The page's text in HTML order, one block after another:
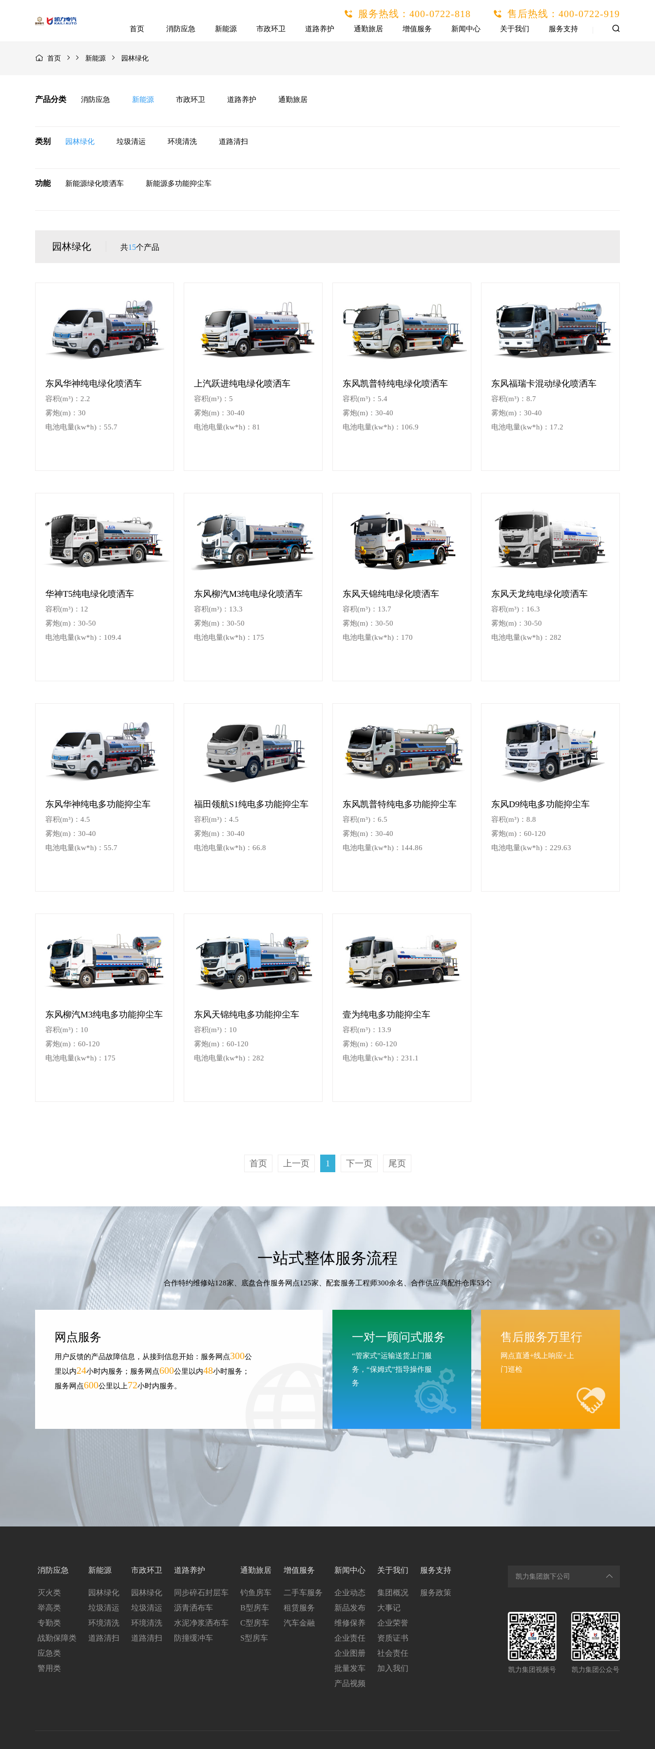
服务热线： 400-0722-818 售后热线： 400-0722-919
首页 消防应急 新能源 市政环卫 道路养护 通勤旅居 增值服务 新闻中心 关于我们 服务支持
首页 新能源 园林绿化
产品分类 消防应急 新能源 市政环卫 道路养护 通勤旅居
类别 园林绿化 垃圾清运 环境清洗 道路清扫
功能 新能源绿化喷洒车 新能源多功能抑尘车
园林绿化 共15个产品
东风华神纯电绿化喷洒车
容积(m³)：2.2
雾炮(m)：30
电池电量(kw*h)：55.7
上汽跃进纯电绿化喷洒车
容积(m³)：5
雾炮(m)：30-40
电池电量(kw*h)：81
东风凯普特纯电绿化喷洒车
容积(m³)：5.4
雾炮(m)：30-40
电池电量(kw*h)：106.9
东风福瑞卡混动绿化喷洒车
容积(m³)：8.7
雾炮(m)：30-40
电池电量(kw*h)：17.2
华神T5纯电绿化喷洒车
容积(m³)：12
雾炮(m)：30-50
电池电量(kw*h)：109.4
东风柳汽M3纯电绿化喷洒车
容积(m³)：13.3
雾炮(m)：30-50
电池电量(kw*h)：175
东风天锦纯电绿化喷洒车
容积(m³)：13.7
雾炮(m)：30-50
电池电量(kw*h)：170
东风天龙纯电绿化喷洒车
容积(m³)：16.3
雾炮(m)：30-50
电池电量(kw*h)：282
东风华神纯电多功能抑尘车
容积(m³)：4.5
雾炮(m)：30-40
电池电量(kw*h)：55.7
福田领航S1纯电多功能抑尘车
容积(m³)：4.5
雾炮(m)：30-40
电池电量(kw*h)：66.8
东风凯普特纯电多功能抑尘车
容积(m³)：6.5
雾炮(m)：30-40
电池电量(kw*h)：144.86
东风D9纯电多功能抑尘车
容积(m³)：8.8
雾炮(m)：60-120
电池电量(kw*h)：229.63
东风柳汽M3纯电多功能抑尘车
容积(m³)：10
雾炮(m)：60-120
电池电量(kw*h)：175
东风天锦纯电多功能抑尘车
容积(m³)：10
雾炮(m)：60-120
电池电量(kw*h)：282
壹为纯电多功能抑尘车
容积(m³)：13.9
雾炮(m)：60-120
电池电量(kw*h)：231.1
首页 上一页 1 下一页 尾页
一站式整体服务流程
合作特约维修站128家、底盘合作服务网点125家、配套服务工程师300余名、合作供应商配件仓库53个
网点服务
用户反馈的产品故障信息，从接到信息开始：服务网点300公
里以内24小时内服务；服务网点600公里以内48小时服务；
服务网点600公里以上72小时内服务。
一对一顾问式服务
“管家式”运输送货上门服
务，“保姆式”指导操作服
务
售后服务万里行
网点直通+线上响应+上
门巡检
消防应急
灭火类
举高类
专勤类
战勤保障类
应急类
警用类
新能源
园林绿化
垃圾清运
环境清洗
道路清扫
市政环卫
园林绿化
垃圾清运
环境清洗
道路清扫
道路养护
同步碎石封层车
沥青洒布车
水泥净浆洒布车
防撞缓冲车
通勤旅居
钓鱼房车
B型房车
C型房车
S型房车
增值服务
二手车服务
租赁服务
汽车金融
新闻中心
企业动态
新品发布
维修保养
企业责任
企业图册
批量发车
产品视频
关于我们
集团概况
大事记
企业荣誉
资质证书
社会责任
加入我们
服务支持
服务政策
凯力集团旗下公司
凯力集团视频号 凯力集团公众号